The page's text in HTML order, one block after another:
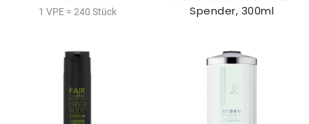
1 VPE = 240 Stück
Spender, 300ml